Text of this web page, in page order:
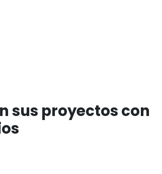
sus proyectos con